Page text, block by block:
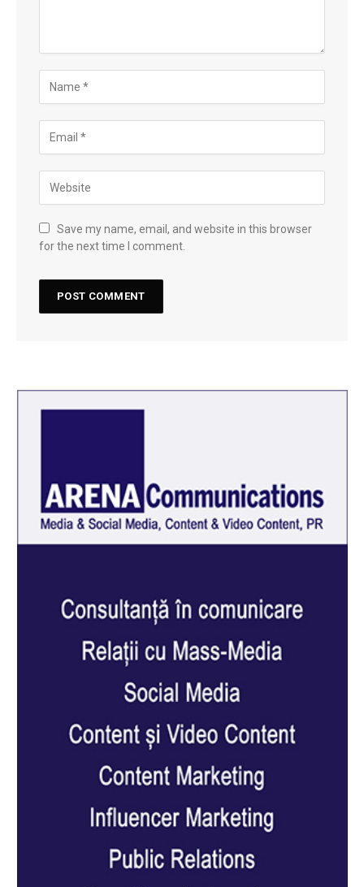
Save my name, email, and website in this browser
for the next time I comment.